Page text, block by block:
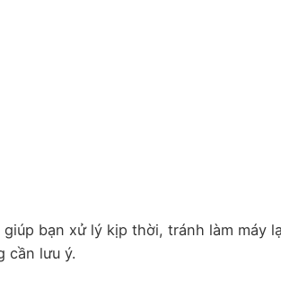
giúp bạn xử lý kịp thời, tránh làm máy
cần lưu ý.